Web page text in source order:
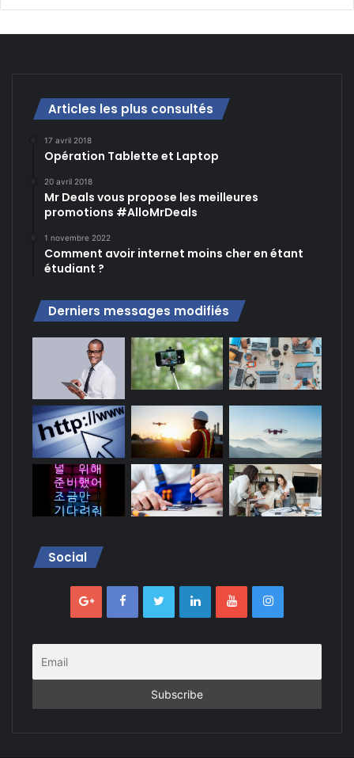
Articles les plus consultés
17 avril 2018
Opération Tablette et Laptop
20 avril 2018
Mr Deals vous propose les meilleures
promotions #AlloMrDeals
1 novembre 2022
Comment avoir internet moins cher en étant
étudiant ?
Derniers messages modifiés
Social